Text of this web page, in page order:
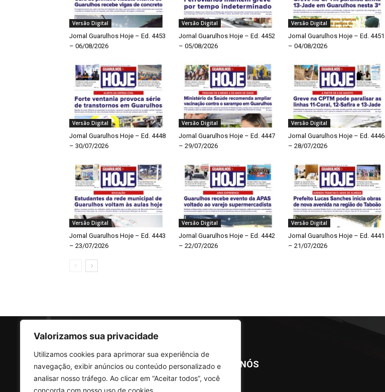
Valorizamos sua privacidade
Utilizamos cookies para aprimorar sua experiência de
navegação, exibir anúncios ou conteúdo personalizado e
analisar nosso tráfego. Ao clicar em “Aceitar todos”, você
concorda com nosso uso de cookies.
Versão Digital
Jornal Guarulhos Hoje – Ed. 4453
– 06/08/2026
Versão Digital
Jornal Guarulhos Hoje – Ed. 4452
– 05/08/2026
Versão Digital
Jornal Guarulhos Hoje – Ed. 4451
– 04/08/2026
Versão Digital
Jornal Guarulhos Hoje – Ed. 4448
– 30/07/2026
Versão Digital
Jornal Guarulhos Hoje – Ed. 4447
– 29/07/2026
Versão Digital
Jornal Guarulhos Hoje – Ed. 4446
– 28/07/2026
Versão Digital
Jornal Guarulhos Hoje – Ed. 4443
– 23/07/2026
Versão Digital
Jornal Guarulhos Hoje – Ed. 4442
– 22/07/2026
Versão Digital
Jornal Guarulhos Hoje – Ed. 4441
– 21/07/2026
SOBRE NÓS